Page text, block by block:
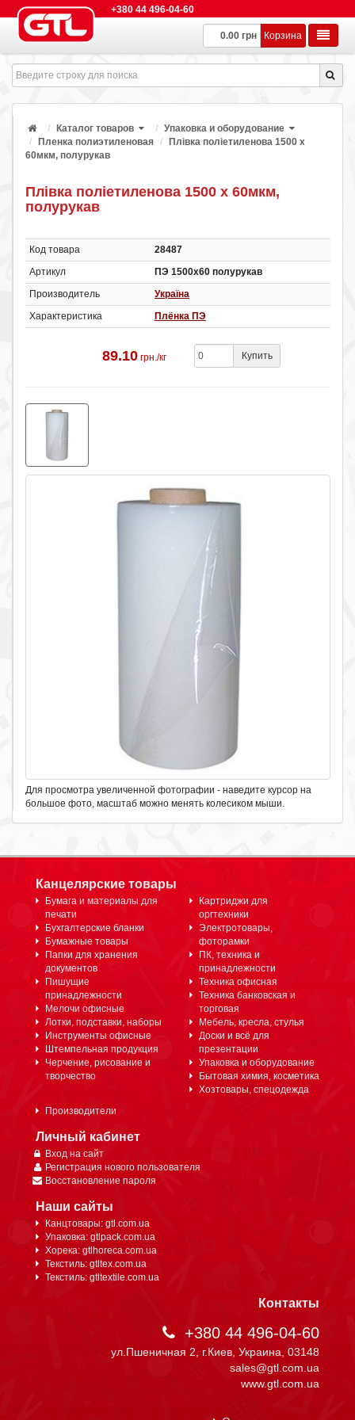
+380 44 496-04-60
0.00 грн Корзина
Каталог товаров
Упаковка и оборудование
Пленка полиэтиленовая
Плівка поліетиленова 1500 х
60мкм, полурукав
Плівка поліетиленова 1500 х 60мкм,
полурукав
Код товара
28487
Артикул
ПЭ 1500х60 полурукав
Производитель
Україна
Характеристика
Плёнка ПЭ
89.10 грн./кг Купить
Для просмотра увеличенной фотографии - наведите курсор на
большое фото, масштаб можно менять колесиком мыши.
Канцелярские товары
Бумага и материалы для
печати
Бухгалтерские бланки
Бумажные товары
Папки для хранения
документов
Пишущие
принадлежности
Мелочи офисные
Лотки, подставки, наборы
Инструменты офисные
Штемпельная продукция
Черчение, рисование и
творчество
Картриджи для
оргтехники
Электротовары,
фоторамки
ПК, техника и
принадлежности
Техника офисная
Техника банковская и
торговая
Мебель, кресла, стулья
Доски и всё для
презентации
Упаковка и оборудование
Бытовая химия, косметика
Хозтовары, спецодежда
Производители
Личный кабинет
Вход на сайт
Регистрация нового пользователя
Восстановление пароля
Наши сайты
Канцтовары: gtl.com.ua
Упаковка: gtlpack.com.ua
Хорека: gtlhoreca.com.ua
Текстиль: gtltex.com.ua
Текстиль: gtltextile.com.ua
Контакты
+380 44 496-04-60
ул.Пшеничная 2, г.Киев, Украина, 03148
sales@gtl.com.ua
www.gtl.com.ua